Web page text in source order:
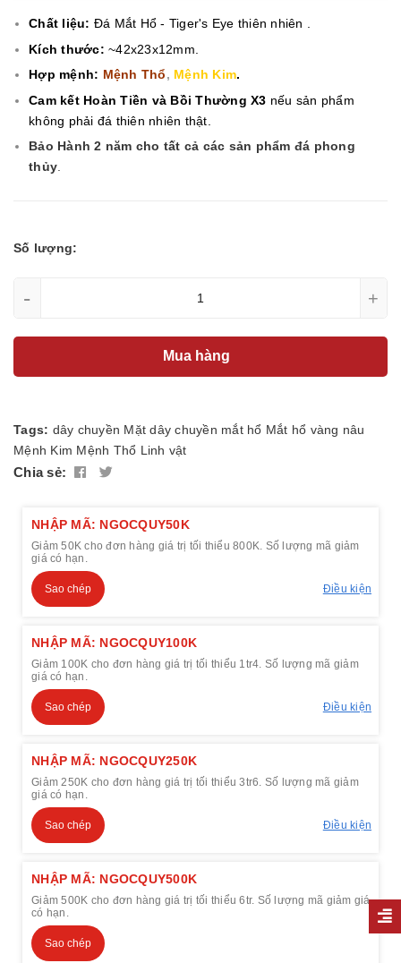
Chất liệu: Đá Mắt Hổ - Tiger's Eye thiên nhiên .
Kích thước: ~42x23x12mm.
Hợp mệnh: Mệnh Thổ, Mệnh Kim.
Cam kết Hoàn Tiền và Bồi Thường X3 nếu sản phẩm
không phải đá thiên nhiên thật.
Bảo Hành 2 năm cho tất cả các sản phẩm đá phong
thủy.
Số lượng:
- +
Mua hàng
Tags: dây chuyền Mặt dây chuyền mắt hổ Mắt hổ vàng nâu
Mệnh Kim Mệnh Thổ Linh vật
Chia sẻ:
NHẬP MÃ: NGOCQUY50K
Giảm 50K cho đơn hàng giá trị tối thiểu 800K. Số lượng mã giảm
giá có hạn.
Sao chép Điều kiện
NHẬP MÃ: NGOCQUY100K
Giảm 100K cho đơn hàng giá trị tối thiểu 1tr4. Số lượng mã giảm
giá có hạn.
Sao chép Điều kiện
NHẬP MÃ: NGOCQUY250K
Giảm 250K cho đơn hàng giá trị tối thiểu 3tr6. Số lượng mã giảm
giá có hạn.
Sao chép Điều kiện
NHẬP MÃ: NGOCQUY500K
Giảm 500K cho đơn hàng giá trị tối thiểu 6tr. Số lượng mã giảm giá
có hạn.
Sao chép